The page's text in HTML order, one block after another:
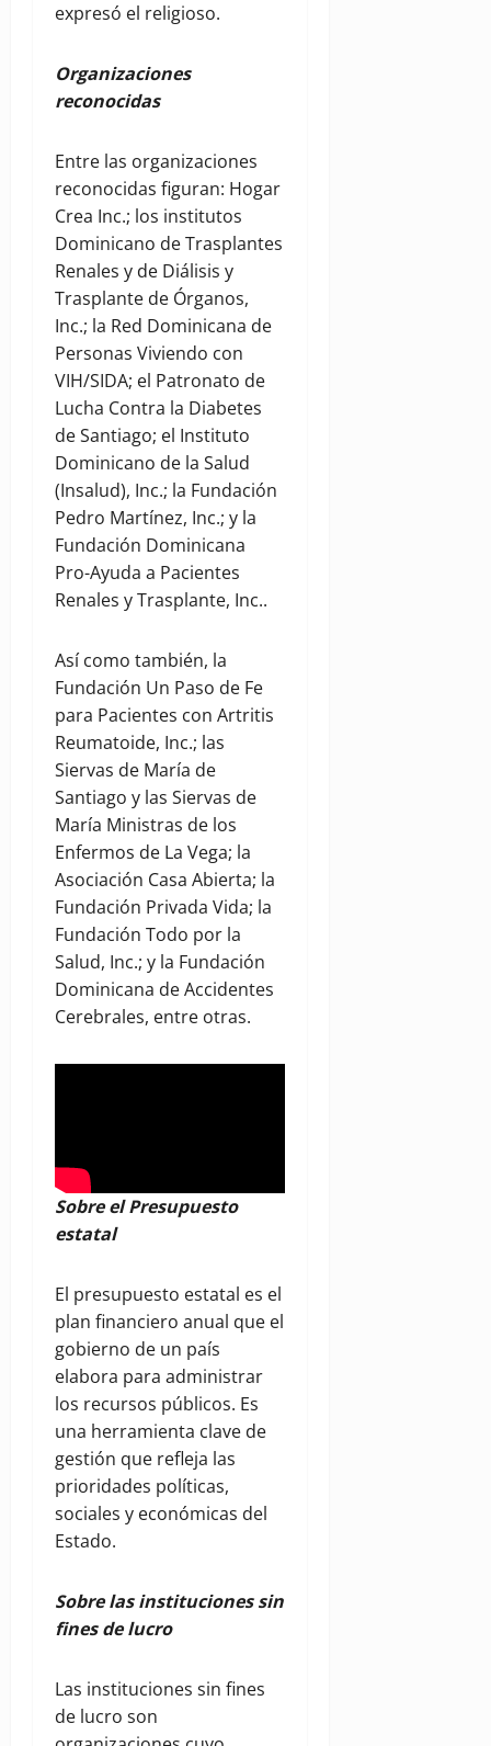
expresó el religioso.
Organizaciones
reconocidas
Entre las organizaciones
reconocidas figuran: Hogar
Crea Inc.; los institutos
Dominicano de Trasplantes
Renales y de Diálisis y
Trasplante de Órganos,
Inc.; la Red Dominicana de
Personas Viviendo con
VIH/SIDA; el Patronato de
Lucha Contra la Diabetes
de Santiago; el Instituto
Dominicano de la Salud
(Insalud), Inc.; la Fundación
Pedro Martínez, Inc.; y la
Fundación Dominicana
Pro-Ayuda a Pacientes
Renales y Trasplante, Inc..
Así como también, la
Fundación Un Paso de Fe
para Pacientes con Artritis
Reumatoide, Inc.; las
Siervas de María de
Santiago y las Siervas de
María Ministras de los
Enfermos de La Vega; la
Asociación Casa Abierta; la
Fundación Privada Vida; la
Fundación Todo por la
Salud, Inc.; y la Fundación
Dominicana de Accidentes
Cerebrales, entre otras.
Sobre el Presupuesto
estatal
El presupuesto estatal es el
plan financiero anual que el
gobierno de un país
elabora para administrar
los recursos públicos. Es
una herramienta clave de
gestión que refleja las
prioridades políticas,
sociales y económicas del
Estado.
Sobre las instituciones sin
fines de lucro
Las instituciones sin fines
de lucro son